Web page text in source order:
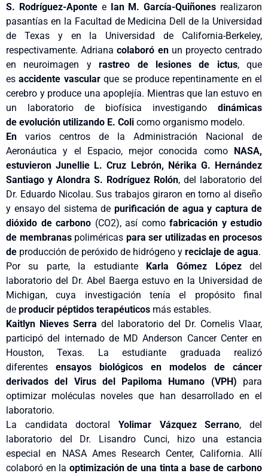
S. Rodríguez-Apontee Ian M. García-Quiñones realizaron
pasantías en la Facultad de Medicina Dell de la Universidad
de Texas y en la Universidad de California-Berkeley,
respectivamente. Adrianacolaboró enun proyecto centrado
en neuroimagen yrastreo de lesiones de ictus, que
esaccidente vascularque se produce repentinamente en el
cerebro y produce una apoplejía. Mientras que Ian estuvo en
un laboratorio de biofísica investigando dinámicas
de evolución utilizando E. Coli como organismo modelo.
En varios centros de la Administración Nacional de
Aeronáutica y el Espacio, mejor conocida como NASA,
estuvieron Junellie L. Cruz Lebrón, Nérika G. Hernández
Santiago y Alondra S. Rodríguez Rolón, del laboratorio del
Dr. Eduardo Nicolau. Sus trabajos giraron en torno al diseño
y ensayo del sistema de purificación de agua y captura de
dióxido de carbono (CO2), así como fabricación y estudio
de membranaspoliméricas para ser utilizadas en procesos
de producción de peróxido de hidrógeno y reciclaje de agua.
Por su parte, la estudiante Karla Gómez Lópezdel
laboratorio del Dr. Abel Baerga estuvo en la Universidad de
Michigan, cuya investigación tenía el propósito final
de producir péptidos terapéuticos más estables.
Kaitlyn Nieves Serra del laboratorio del Dr. Cornelis Vlaar,
participó del internado de MD Anderson Cancer Center en
Houston, Texas. La estudiante graduada realizó
diferentes ensayos biológicos en modelos de cáncer
derivados del Virus del Papiloma Humano (VPH) para
optimizar moléculas noveles que han desarrollado en el
laboratorio.
La candidata doctoral Yolimar Vázquez Serrano, del
laboratorio del Dr. Lisandro Cunci, hizo una estancia
especial en NASA Ames Research Center, California. Allí
colaboró en la optimización de una tinta a base de carbono